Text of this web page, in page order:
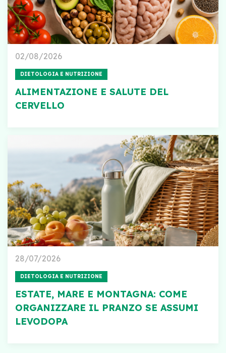
02/08/2026
DIETOLOGIA E NUTRIZIONE
ALIMENTAZIONE E SALUTE DEL
CERVELLO
28/07/2026
DIETOLOGIA E NUTRIZIONE
ESTATE, MARE E MONTAGNA: COME
ORGANIZZARE IL PRANZO SE ASSUMI
LEVODOPA